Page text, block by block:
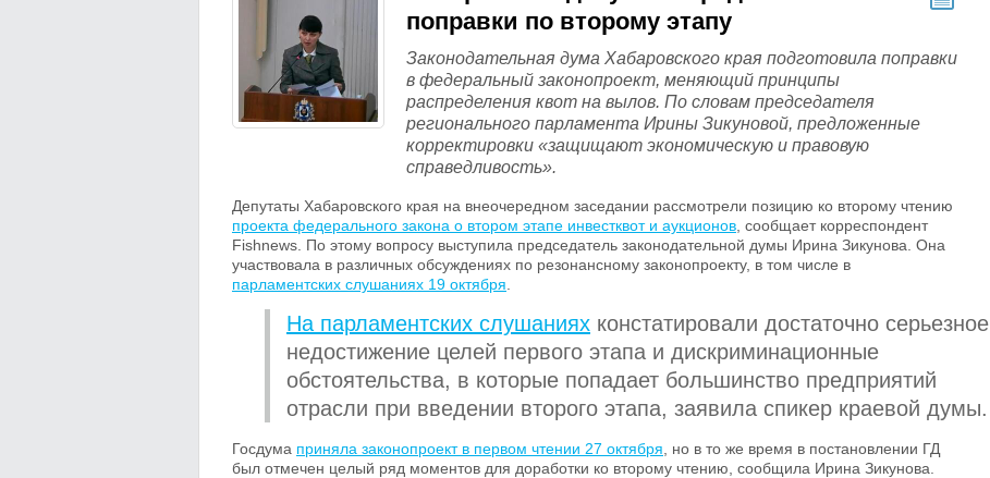
поправки по второму этапу
Законодательная дума Хабаровского края подготовила поправки
в федеральный законопроект, меняющий принципы
распределения квот на вылов. По словам председателя
регионального парламента Ирины Зикуновой, предложенные
корректировки «защищают экономическую и правовую
справедливость».
Депутаты Хабаровского края на внеочередном заседании рассмотрели позицию ко второму чтению
проекта федерального закона о втором этапе инвестквот и аукционов , сообщает корреспондент
Fishnews . По этому вопросу выступила председатель законодательной думы Ирина Зикунова. Она
участвовала в различных обсуждениях по резонансному законопроекту, в том числе в
парламентских слушаниях 19 октября
На парламентских слушаниях констатировали достаточно серьезное
недостижение целей первого этапа и дискриминационные
обстоятельства, в которые попадает большинство предприятий
отрасли при введении второго этапа, заявила спикер краевой думы.
Госдума приняла законопроект в первом чтении 27 октября , но в то же время в постановлении ГД
был отмечен целый ряд моментов для доработки ко второму чтению, сообщила Ирина Зикунова.